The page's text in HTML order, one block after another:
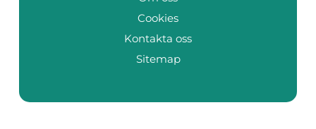
Cookies
Kontakta oss
Sitemap